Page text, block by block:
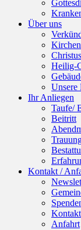
Über uns
Heilig-
Unsere
Ihr Anliegen
Taufe/
Beitritt
Kontakt /
Anfahrt